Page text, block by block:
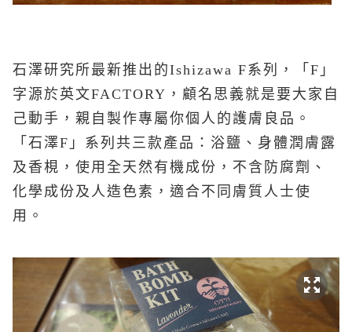
石澤研究所最新推出的Ishizawa F系列，
「F」
字源於英文FACTORY，顧名思義就是要大家自
己動手，親自製作專屬你個人的護膚良品。
「石澤F」系列共三款產品：浴鹽、身體潤膚露
及香梘，使用全天然有機成份，不含防腐劑、
化學成份及人造色素，適合不同膚質 人 士使
用 。